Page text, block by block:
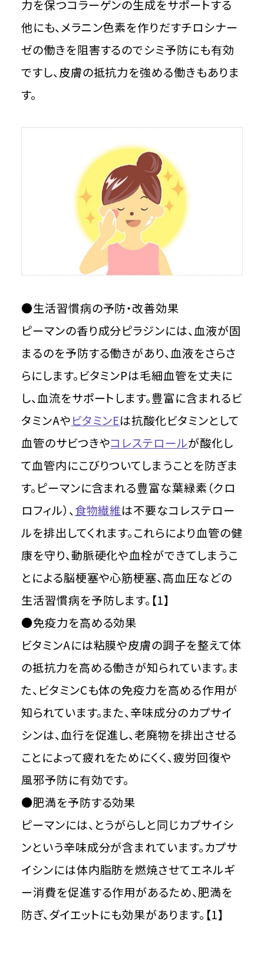
力を保つコラーゲンの生成をサポートする
他にも、メラニン色素を作りだすチロシナー
ゼの働きを阻害するのでシミ予防にも有効
ですし、皮膚の抵抗力を強める働きもありま
す。
●生活習慣病の予防・改善効果
ピーマンの香り成分ピラジンには、血液が固
まるのを予防する働きがあり、血液をさらさ
らにします。ビタミンPは毛細血管を丈夫に
し、血流をサポートします。豊富に含まれるビ
タミンAやビタミンEは抗酸化ビタミンとして
血管のサビつきやコレステロールが酸化し
て血管内にこびりついてしまうことを防ぎま
す。ピーマンに含まれる豊富な葉緑素（クロ
ロフィル）、食物繊維は不要なコレステロー
ルを排出してくれます。これらにより血管の健
康を守り、動脈硬化や血栓ができてしまうこ
とによる脳梗塞や心筋梗塞、高血圧などの
生活習慣病を予防します。【1】
●免疫力を高める効果
ビタミンAには粘膜や皮膚の調子を整えて体
の抵抗力を高める働きが知られています。ま
た、ビタミンCも体の免疫力を高める作用が
知られています。また、辛味成分のカプサイ
シンは、血行を促進し、老廃物を排出させる
ことによって疲れをためにくく、疲労回復や
風邪予防に有効です。
●肥満を予防する効果
ピーマンには、とうがらしと同じカプサイシ
ンという辛味成分が含まれています。カプサ
イシンには体内脂肪を燃焼させてエネルギ
ー消費を促進する作用があるため、肥満を
防ぎ、ダイエットにも効果があります。【1】